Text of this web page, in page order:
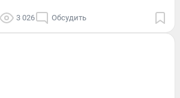
3 026 Обсудить